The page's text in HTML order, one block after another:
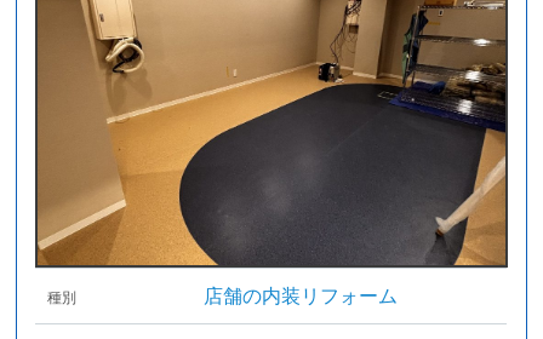
種別 店舗の内装リフォーム